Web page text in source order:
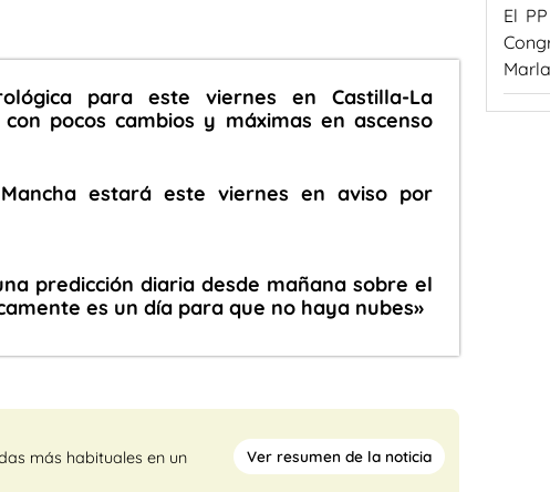
para este viernes en Castilla-La
con pocos cambios y máximas en ascenso
estará este viernes en aviso por
predicción diaria desde mañana sobre el
es un día para que no haya nubes»
más habituales en un
Ver resumen de la noticia
El